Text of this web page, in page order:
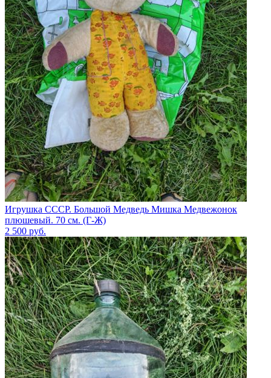
Игрушка СССР. Большой Медведь Мишка Медвежонок
плюшевый. 70 см. (Г-Ж)
2 500 руб.